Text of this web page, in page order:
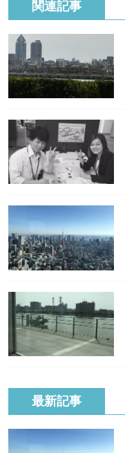
関連記事
最新記事